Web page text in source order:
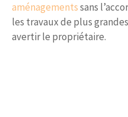
aménagementssans
les travaux de plus
avertir le propriétaire.